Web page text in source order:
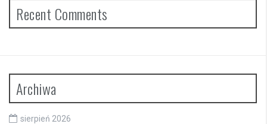
Recent Comments
Archiwa
sierpień 2026